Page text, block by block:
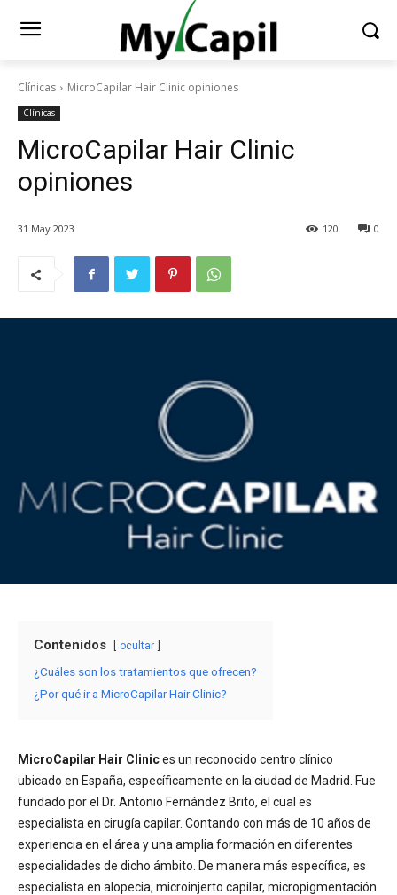
Clínicas MicroCapilar Hair Clinic opiniones
Clínicas
MicroCapilar Hair Clinic
opiniones
31 May 2023 0
120
Contenidos ocultar
¿Cuáles son los tratamientos que ofrecen?
¿Por qué ir a MicroCapilar Hair Clinic?
MicroCapilar Hair Clinices un reconocido centro clínico
ubicado en España, específicamente en la ciudad de Madrid. Fue
fundado por el Dr. Antonio Fernández Brito, el cual es
especialista en cirugía capilar. Contando con más de 10 años de
experiencia en el área y una amplia formación en diferentes
especialidades de dicho ámbito. De manera más específica, es
especialista en alopecia, microinjerto capilar, micropigmentación